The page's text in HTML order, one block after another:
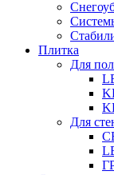
Плитка
Для
Для